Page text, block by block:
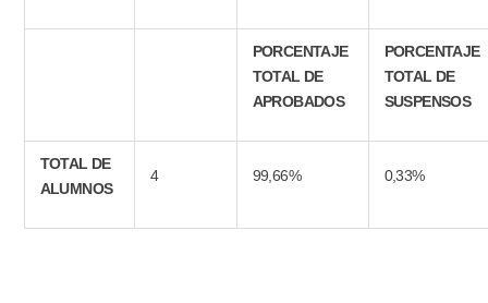
PORCENTAJE
TOTAL DE
APROBADOS
PORCENTAJE
TOTAL DE
SUSPENSOS
TOTAL DE
ALUMNOS
4 99,66% 0,33%